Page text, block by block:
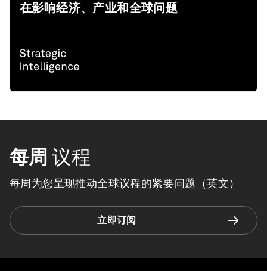
在影响经济、产业和全球问题
每周 议程
每周为您呈现推动全球议程的紧要问题（英文）
立即订阅